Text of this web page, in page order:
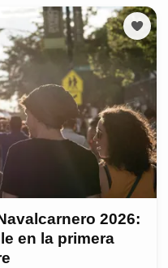
2026:
en la primera